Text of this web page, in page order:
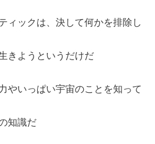
ックは、決して何かを排除し
きようというだけだ
いっぱい宇宙のことを知って
知識だ